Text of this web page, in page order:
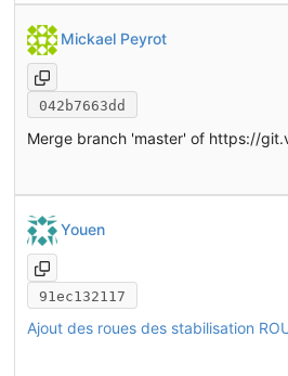
Mickael Peyrot
042b7663dd
Merge branch 'master' of https://
Youen
91ec132117
Ajout des roues des stabilisation